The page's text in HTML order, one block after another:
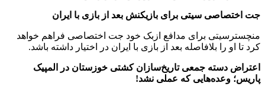
جت اختصاصی سیتی برای بازیکنش بعد از بازی با ایران
منچسترسیتی برای مدافع ازبک خود جت اختصاصی فراهم خواهد
کرد تا او را بلافاصله بعد از بازی با ایران در اختیار داشته باشد.
اعتراض دسته جمعی تاریخ‌سازان کشتی خوزستان در المپیک
پاریس؛ وعده‌هایی که عملی نشد!